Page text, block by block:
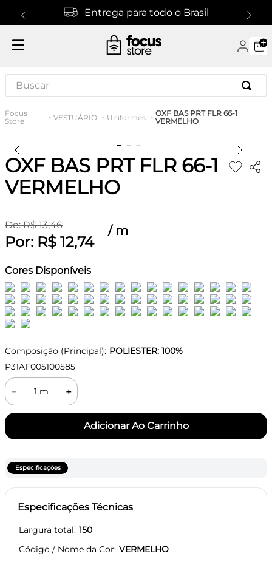
Entrega para todo o Brasil
Buscar
VESTUÁRIO Uniformes
OXF BAS PRT FLR 66-1
VERMELHO
OXF BAS PRT FLR 66-1
VERMELHO
De:R$ 13,46
Por: R$ 12,74
/ m
Cores Disponíveis
Composição (Principal): POLIESTER: 100%
P31AF005100585
＋
－
Especificações
Especificações Técnicas
Largura total 150
Código / Nome da Cor VERMELHO